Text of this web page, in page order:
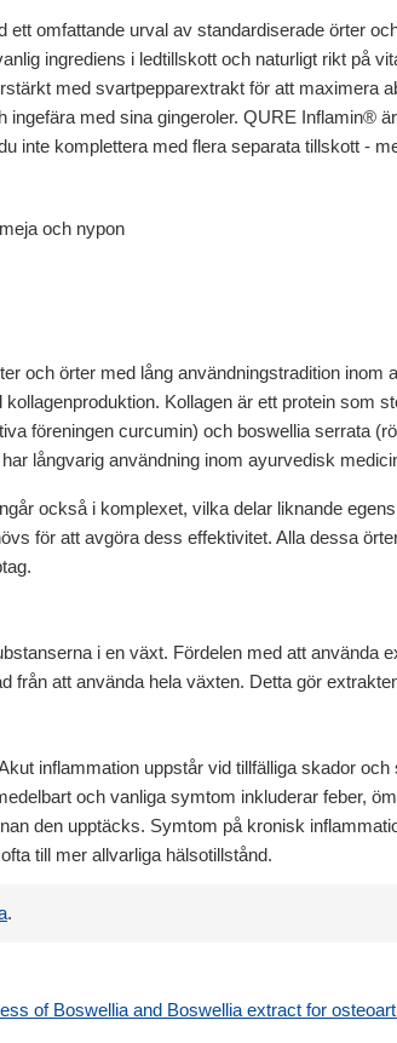
omfattande urval av standardiserade örter
ingrediens i ledtillskott och naturligt rikt på
med svartpepparextrakt för att maximera
med sina gingeroler. QURE Inflamin®
inte komplettera med flera separata tillskott -
och nypon
och örter med lång användningstradition
Kollagen är ett protein som
föreningen curcumin) och boswellia serrata
långvarig användning inom ayurvedisk
också i komplexet, vilka delar liknande
för att avgöra dess effektivitet. Alla dessa
i en växt. Fördelen med att använda
från att använda hela växten. Detta gör
inflammation uppstår vid tillfälliga skador
och vanliga symtom inkluderar feber,
den upptäcks. Symtom på kronisk
till mer allvarliga hälsotillstånd.
.
of Boswellia and Boswellia extract for